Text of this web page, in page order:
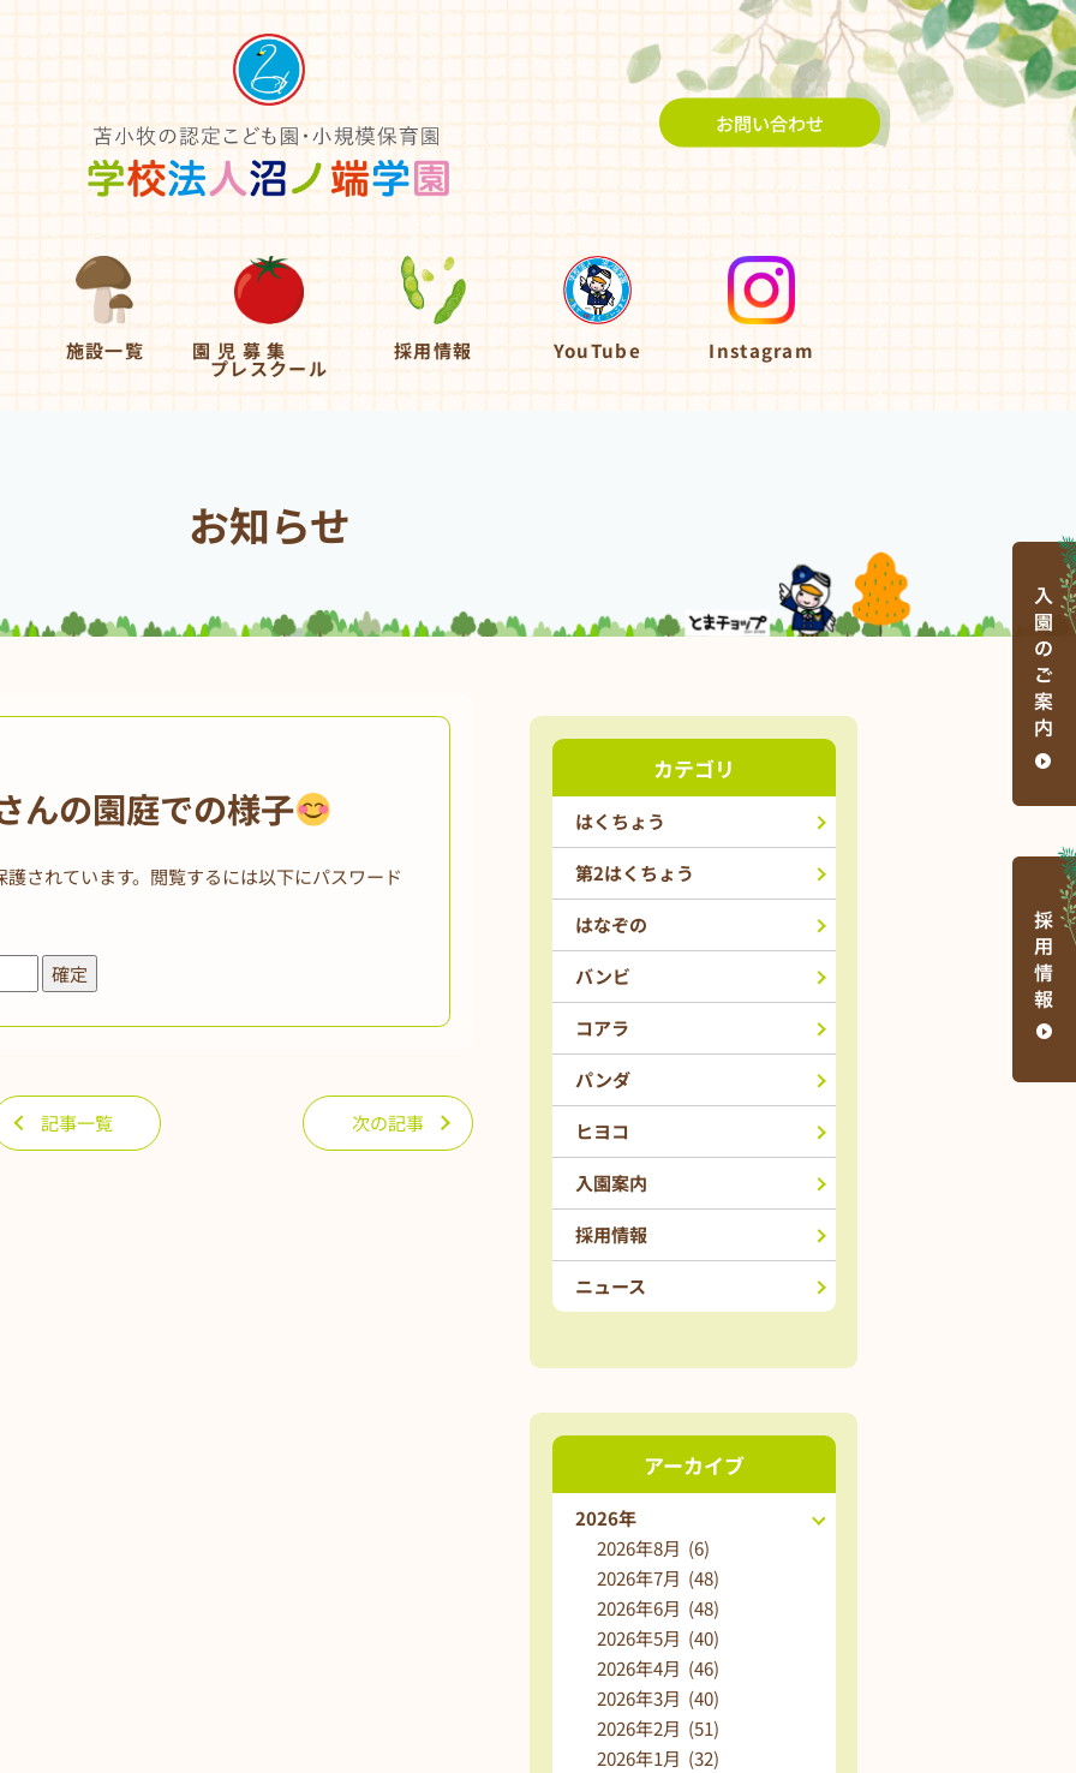
お問い合わせ
施設一覧 園 児 募 集
プレスクール
採用情報 YouTube Instagram
お知らせ
んの園庭での様子
されています。閲覧するには以下にパスワード
記事一覧 次の記事
カテゴリ
はくちょう
第2はくちょう
はなぞの
バンビ
コアラ
パンダ
ヒヨコ
入園案内
採用情報
ニュース
アーカイブ
2026年
2026年8月 (6)
2026年7月 (48)
2026年6月 (48)
2026年5月 (40)
2026年4月 (46)
2026年3月 (40)
2026年2月 (51)
2026年1月 (32)